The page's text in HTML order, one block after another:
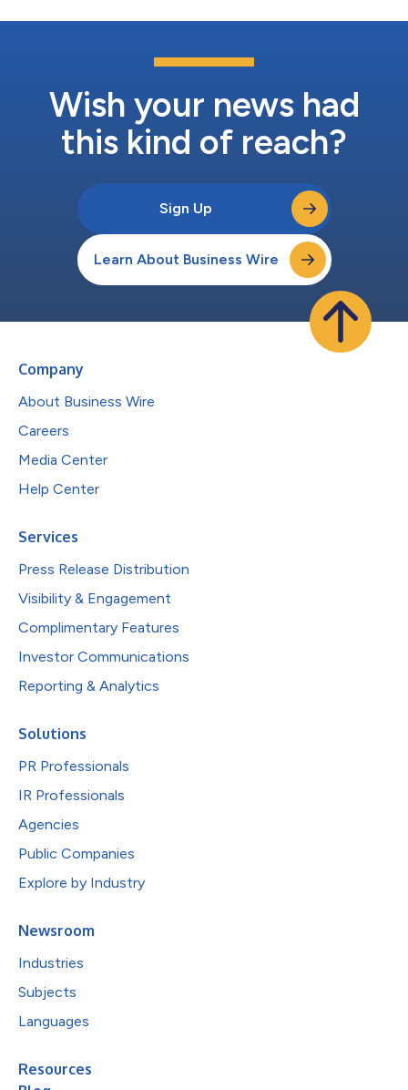
Wish your news had
this kind of reach?
Sign Up
Learn About Business Wire
Company
About Business Wire
Careers
Media Center
Help Center
Services
Press Release Distribution
Visibility & Engagement
Complimentary Features
Investor Communications
Reporting & Analytics
Solutions
PR Professionals
IR Professionals
Agencies
Public Companies
Explore by Industry
Newsroom
Industries
Subjects
Languages
Resources